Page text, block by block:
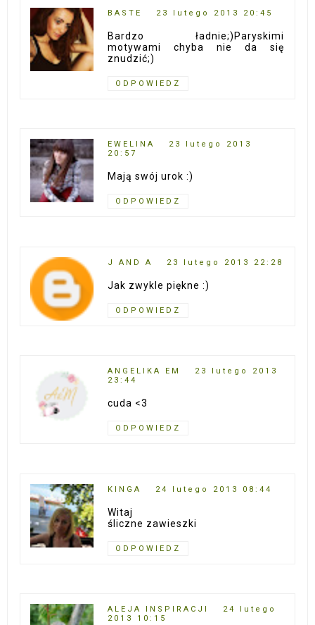
BASTE 23 lutego 2013 20:45
Bardzo ładnie;)Paryskimi
motywami chyba nie da się
znudzić;)
ODPOWIEDZ
EWELINA
23 lutego 2013
20:57
Mają swój urok :)
ODPOWIEDZ
J AND A 23 lutego 2013 22:28
Jak zwykle piękne :)
ODPOWIEDZ
ANGELIKA EM
23 lutego 2013
23:44
cuda <3
ODPOWIEDZ
KINGA 24 lutego 2013 08:44
Witaj
śliczne zawieszki
ODPOWIEDZ
ALEJA INSPIRACJI
24 lutego
2013 10:15